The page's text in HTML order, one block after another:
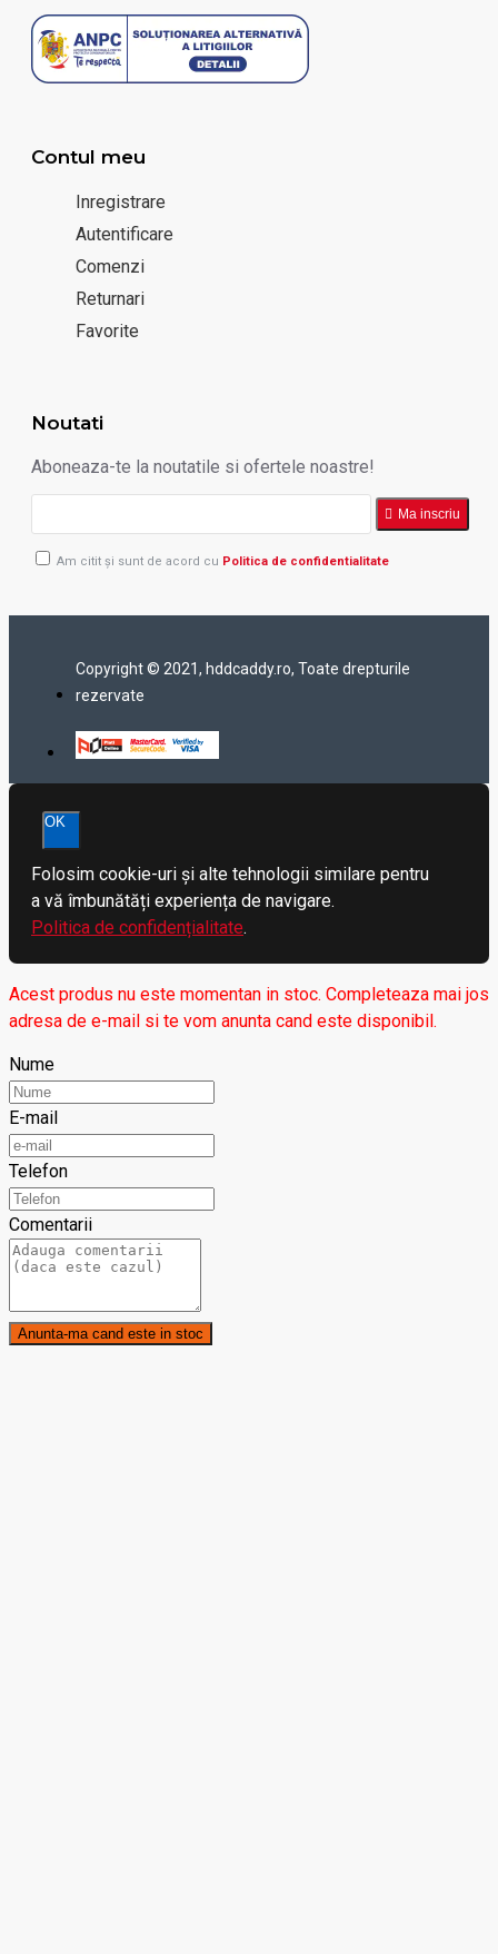
Contul meu
Inregistrare
Autentificare
Comenzi
Returnari
Favorite
Noutati
Aboneaza-te la noutatile si ofertele noastre!
Ma inscriu
Am citit şi sunt de acord cu Politica de confidentialitate
Copyright © 2021, hddcaddy.ro, Toate drepturile
rezervate
OK
Folosim cookie-uri și alte tehnologii similare pentru
a vă îmbunătăți experiența de navigare.
Politica de confidențialitate.
Acest produs nu este momentan in stoc. Completeaza mai jos
adresa de e-mail si te vom anunta cand este disponibil.
Nume
E-mail
Telefon
Comentarii
Anunta-ma cand este in stoc